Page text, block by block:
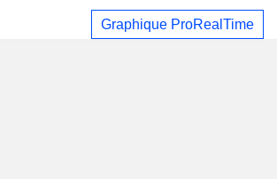
Graphique ProRealTime